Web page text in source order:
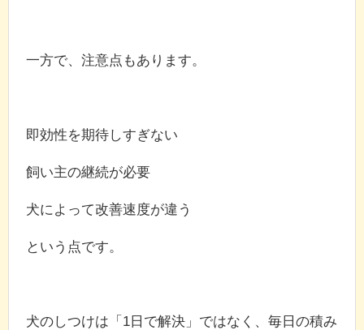
一方で、注意点もあります。
即効性を期待しすぎない
飼い主の継続が必要
犬によって改善速度が違う
という点です。
犬のしつけは「1日で解決」ではなく、毎日の積み